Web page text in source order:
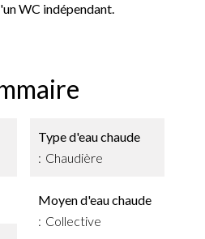
WC indépendant.
Type d'eau chaude
Chaudière
Moyen d'eau chaude
Collective